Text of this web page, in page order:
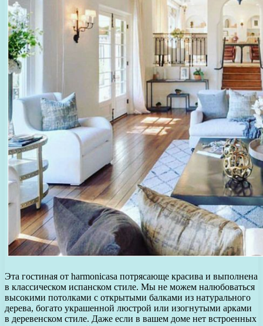
Эта гостиная от harmonicasa потрясающе красива и выполнена
в классическом испанском стиле. Мы не можем налюбоваться
высокими потолками с открытыми балками из натурального
дерева, богато украшенной люстрой или изогнутыми арками
в деревенском стиле. Даже если в вашем доме нет встроенных